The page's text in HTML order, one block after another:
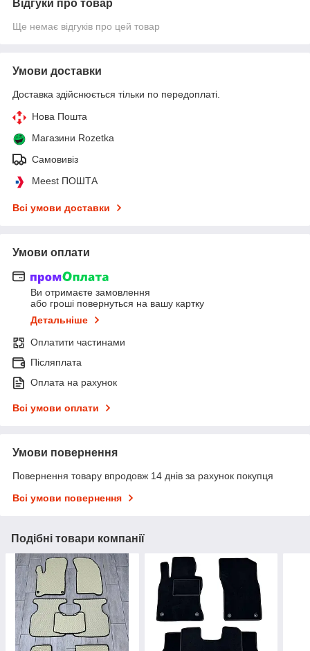
Відгуки про товар
Ще немає відгуків про цей товар
Умови доставки
Доставка здійснюється тільки по передоплаті.
Нова Пошта
Магазини Rozetka
Самовивіз
Meest ПОШТА
Всі умови доставки
Умови оплати
Ви отримаєте замовлення
або гроші повернуться на вашу картку
Детальніше
Оплатити частинами
Післяплата
Оплата на рахунок
Всі умови оплати
Умови повернення
Повернення товару впродовж 14 днів за рахунок покупця
Всі умови повернення
Подібні товари компанії